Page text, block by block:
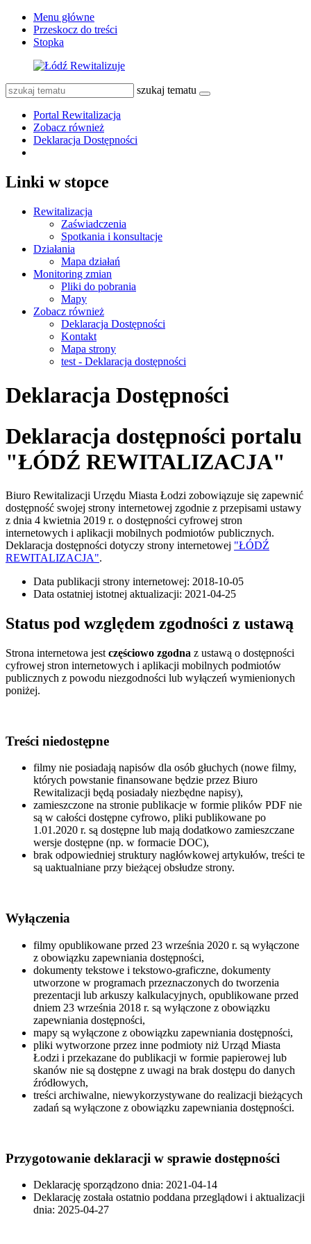
Menu główne
Przeskocz do treści
Stopka
szukaj tematu
Portal Rewitalizacja
Zobacz również
Deklaracja Dostępności
Linki w stopce
Rewitalizacja
Zaświadczenia
Spotkania i konsultacje
Działania
Mapa działań
Monitoring zmian
Pliki do pobrania
Mapy
Zobacz również
Deklaracja Dostępności
Kontakt
Mapa strony
test - Deklaracja dostępności
Deklaracja Dostępności
Deklaracja dostępności portalu
"ŁÓDŹ REWITALIZACJA"
Biuro Rewitalizacji Urzędu Miasta Łodzi zobowiązuje się zapewnić
dostępność swojej strony internetowej zgodnie z przepisami ustawy
z dnia 4 kwietnia 2019 r. o dostępności cyfrowej stron
internetowych i aplikacji mobilnych podmiotów publicznych.
Deklaracja dostępności dotyczy strony internetowej "ŁÓDŹ
REWITALIZACJA".
Data publikacji strony internetowej: 2018-10-05
Data ostatniej istotnej aktualizacji: 2021-04-25
Status pod względem zgodności z ustawą
Strona internetowa jest częściowo zgodna z ustawą o dostępności
cyfrowej stron internetowych i aplikacji mobilnych podmiotów
publicznych z powodu niezgodności lub wyłączeń wymienionych
poniżej.
Treści niedostępne
filmy nie posiadają napisów dla osób głuchych (nowe filmy,
których powstanie finansowane będzie przez Biuro
Rewitalizacji będą posiadały niezbędne napisy),
zamieszczone na stronie publikacje w formie plików PDF nie
są w całości dostępne cyfrowo, pliki publikowane po
1.01.2020 r. są dostępne lub mają dodatkowo zamieszczane
wersje dostępne (np. w formacie DOC),
brak odpowiedniej struktury nagłówkowej artykułów, treści te
są uaktualniane przy bieżącej obsłudze strony.
Wyłączenia
filmy opublikowane przed 23 września 2020 r. są wyłączone
z obowiązku zapewniania dostępności,
dokumenty tekstowe i tekstowo-graficzne, dokumenty
utworzone w programach przeznaczonych do tworzenia
prezentacji lub arkuszy kalkulacyjnych, opublikowane przed
dniem 23 września 2018 r. są wyłączone z obowiązku
zapewniania dostępności,
mapy są wyłączone z obowiązku zapewniania dostępności,
pliki wytworzone przez inne podmioty niż Urząd Miasta
Łodzi i przekazane do publikacji w formie papierowej lub
skanów nie są dostępne z uwagi na brak dostępu do danych
źródłowych,
treści archiwalne, niewykorzystywane do realizacji bieżących
zadań są wyłączone z obowiązku zapewniania dostępności.
Przygotowanie deklaracji w sprawie dostępności
Deklarację sporządzono dnia: 2021-04-14
Deklarację została ostatnio poddana przeglądowi i aktualizacji
dnia: 2025-04-27